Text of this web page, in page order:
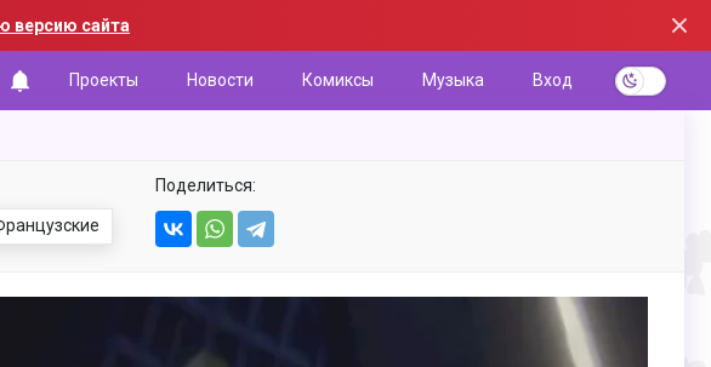
версию сайта
Проекты Новости Комиксы Музыка Вход
Поделиться: